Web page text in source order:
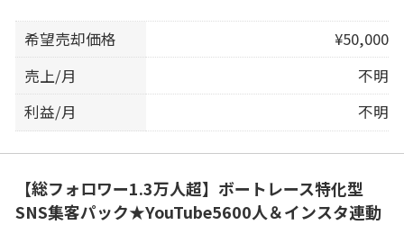
希望売却価格
¥50,000
売上/月
不明
利益/月
不明
【総フォロワー1.3万人超】ボートレース特化型
SNS集客パック★YouTube5600人＆インスタ連動